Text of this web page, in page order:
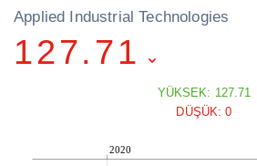
Applied Industrial Technologies
127.71
YÜKSEK: 127.71
DÜŞÜK: 0
2020